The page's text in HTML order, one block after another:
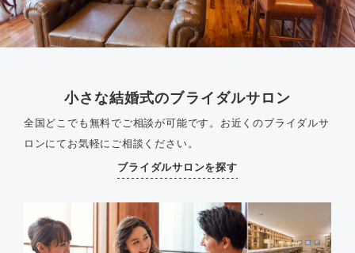
小さな結婚式のブライダルサロン
全国どこでも無料でご相談が可能です。 お近くのブライダルサ
ロンにてお気軽にご相談ください。
ブライダルサロンを探す